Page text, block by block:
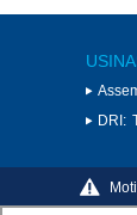
DRI: